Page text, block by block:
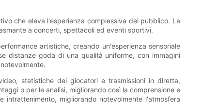
che eleva l'esperienza complessiva del pubblico. La
a concerti, spettacoli ed eventi sportivi.
artistiche, creando un'esperienza sensoriale
distanze goda di una qualità uniforme, con immagini
statistiche dei giocatori e trasmissioni in diretta,
o per le analisi, migliorando così la comprensione e
migliorando notevolmente l'atmosfera